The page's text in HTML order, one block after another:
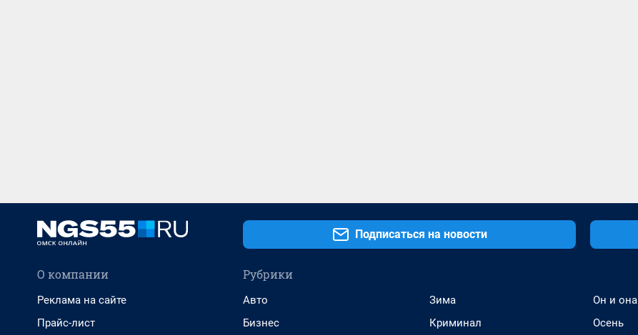
Подписаться на новости
О компании
Реклама на сайте
Прайс-лист
Рубрики
Авто
Бизнес
Зима
Криминал
Он и она
Осень